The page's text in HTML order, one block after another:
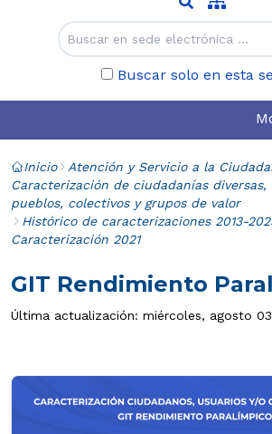
Buscar solo en esta
Inicio
Atención y Servicio a la
Caracterización de ciudadanías diversas,
pueblos, colectivos y grupos de valor
Histórico de caracterizaciones 2013-
Caracterización 2021
GIT Rendimiento
Última actualización: miércoles, agosto